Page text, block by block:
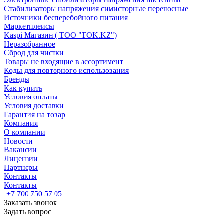
Стабилизаторы напряжения симисторные переносные
Источники бесперебойного питания
Маркетплейсы
Kaspi Магазин ( ТОО "TOK.KZ")
Неразобранное
Сброд для чистки
Товары не входящие в ассортимент
Коды для повторного использования
Бренды
Как купить
Условия оплаты
Условия доставки
Гарантия на товар
Компания
О компании
Новости
Вакансии
Лицензии
Партнеры
Контакты
Контакты
+7 700 750 57 05
Заказать звонок
Задать вопрос